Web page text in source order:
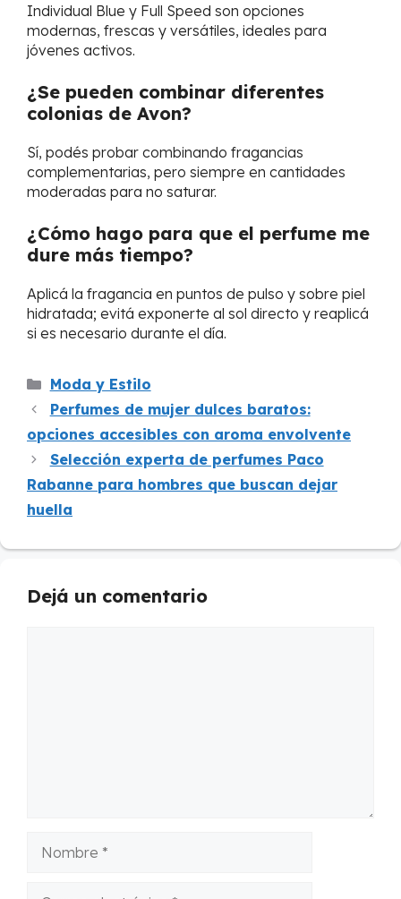
Individual Blue y Full Speed son opciones
modernas, frescas y versátiles, ideales para
jóvenes activos.
¿Se pueden combinar diferentes
colonias de Avon?
Sí, podés probar combinando fragancias
complementarias, pero siempre en cantidades
moderadas para no saturar.
¿Cómo hago para que el perfume me
dure más tiempo?
Aplicá la fragancia en puntos de pulso y sobre piel
hidratada; evitá exponerte al sol directo y reaplicá
si es necesario durante el día.
Categorías
Moda y Estilo
Perfumes de mujer dulces baratos:
opciones accesibles con aroma envolvente
Selección experta de perfumes Paco
Rabanne para hombres que buscan dejar
huella
Dejá un comentario